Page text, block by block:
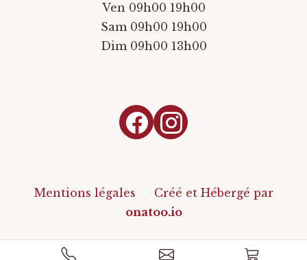
Ven 09h00 19h00
Sam 09h00 19h00
Dim 09h00 13h00
Mentions légales
Créé et Hébergé par
onatoo.io